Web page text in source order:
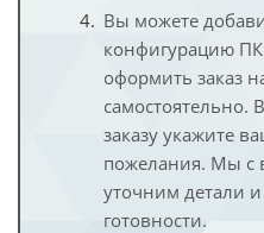
Вы можете
конфигурацию
оформить заказ
самостоятельно.
заказу укажите
пожелания. Мы с
уточним детали
готовности.